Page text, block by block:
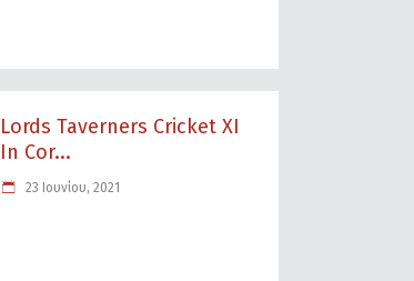
Lords Taverners Cricket XI
In Cor...
23 Ιουνίου, 2021